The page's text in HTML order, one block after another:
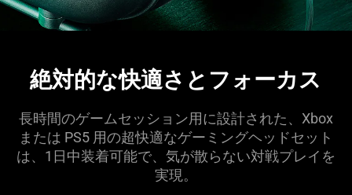
絶対的な快適さとフォーカス
長時間のゲームセッション用に設計された、Xbox
または PS5 用の超快適なゲーミングヘッドセット
は、1日中装着可能で、気が散らない対戦プレイを
実現。